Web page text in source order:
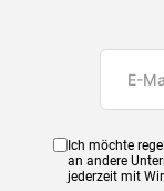
Ich möchte
an andere
jederzeit mit